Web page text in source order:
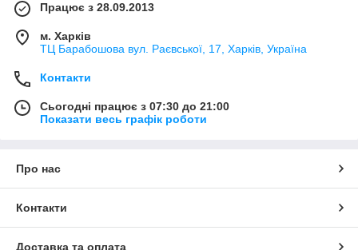
Працює з 28.09.2013
м. Харків
ТЦ Барабошова вул. Раєвської, 17, Харків, Україна
Контакти
Сьогодні працює з 07:30 до 21:00
Показати весь графік роботи
Про нас
Контакти
Доставка та оплата